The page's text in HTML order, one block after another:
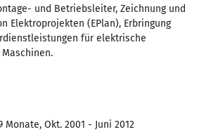
und Betriebsleiter, Zeichnung und
Elektroprojekten (EPlan), Erbringung
für elektrische
Monate, Okt. 2001 - Juni 2012